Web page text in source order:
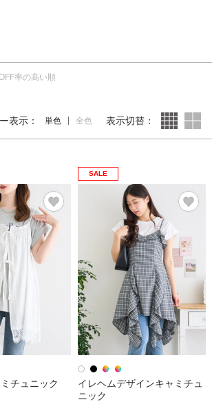
率の高い順
表示： 単色 全色 表示切替：
チュニック
SALE
イレヘムデザインキャミチュ
ニック